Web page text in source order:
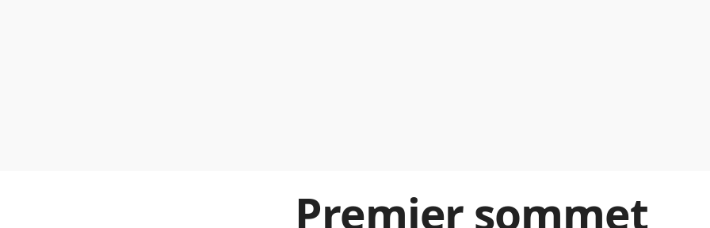
Premier sommet